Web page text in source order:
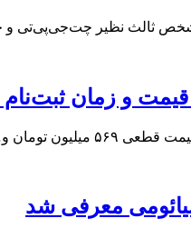
شخص ثالث نظیر چت‌جی‌پی‌تی و
شیائومی معرفی شد